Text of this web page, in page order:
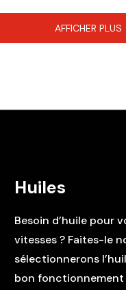
AFFICHER PLUS
Huiles
Besoin d’huile pour
vitesses ? Faites-le
sélectionnerons
bon fonctionnement